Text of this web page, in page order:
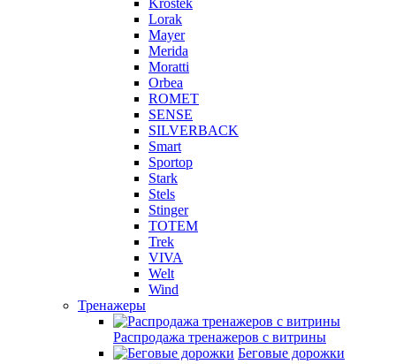
Krostek
Lorak
Mayer
Merida
Moratti
Orbea
ROMET
SENSE
SILVERBACK
Smart
Sportop
Stark
Stels
Stinger
TOTEM
Trek
VIVA
Welt
Wind
Тренажеры
Распродажа тренажеров с витрины
Беговые дорожки